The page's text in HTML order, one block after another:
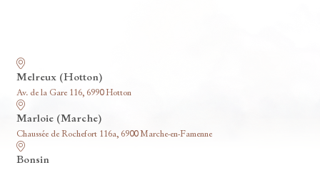
Melreux (Hotton)
Av. de la Gare 116, 6990 Hotton
Marloie (Marche)
Chaussée de Rochefort 116a, 6900 Marche-en-Famenne
Bonsin